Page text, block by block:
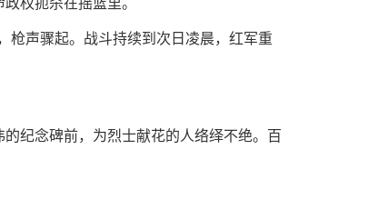
枪声骤起。战斗持续到次日凌晨，红军重
纪念碑前，为烈士献花的人络绎不绝。百